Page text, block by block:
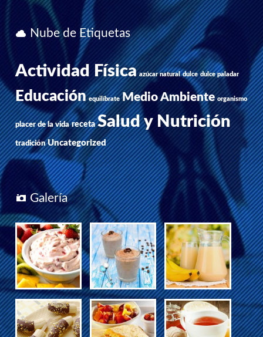
Nube de Etiquetas
Actividad Física azúcar natural dulce dulce paladar
Educación equilíbrate Medio Ambiente organismo
placer de la vida receta Salud y Nutrición
tradición Uncategorized
Galería